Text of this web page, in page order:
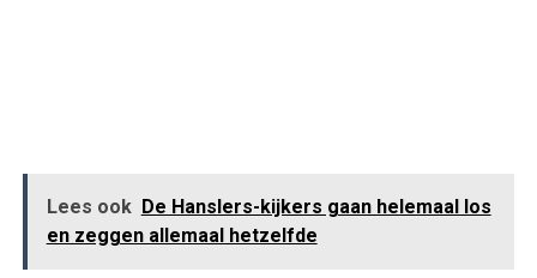
Lees ook De Hanslers-kijkers gaan helemaal los
en zeggen allemaal hetzelfde